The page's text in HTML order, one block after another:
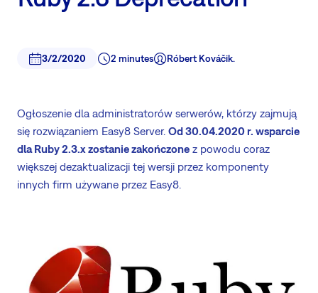
3/2/2020 2 minutes Róbert Kováčik.
Ogłoszenie dla administratorów serwerów, którzy zajmują
się rozwiązaniem Easy8 Server. Od 30.04.2020 r. wsparcie
dla Ruby 2.3.x zostanie zakończone z powodu coraz
większej dezaktualizacji tej wersji przez komponenty
innych firm używane przez Easy8.